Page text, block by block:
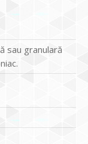
sau granulară